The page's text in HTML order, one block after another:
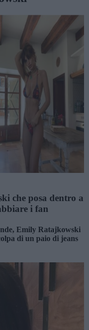
che posa dentro a
i fan
Emily Ratajkowski
di un paio di jeans